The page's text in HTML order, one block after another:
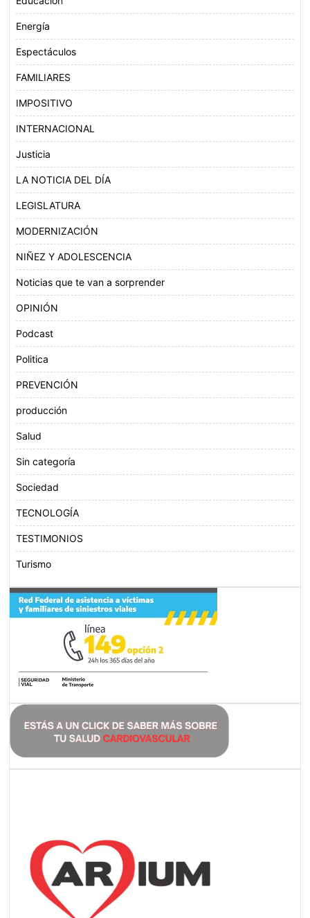
Energía
Espectáculos
FAMILIARES
IMPOSITIVO
INTERNACIONAL
Justicia
LA NOTICIA DEL DÍA
LEGISLATURA
MODERNIZACIÓN
NIÑEZ Y ADOLESCENCIA
Noticias que te van a sorprender
OPINIÓN
Podcast
Politica
PREVENCIÓN
producción
Salud
Sin categoría
Sociedad
TECNOLOGÍA
TESTIMONIOS
Turismo